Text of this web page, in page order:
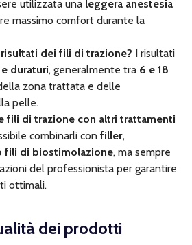
utilizzata una leggera anestesia
massimo comfort durante la
dei fili di trazione? I risultati
duraturi, generalmente tra 6 e 18
zona trattata e delle
pelle.
fili di trazione con altri trattamenti
combinarli con filler,
fili di biostimolazione, ma sempre
del professionista per garantire
ottimali.
dei prodotti